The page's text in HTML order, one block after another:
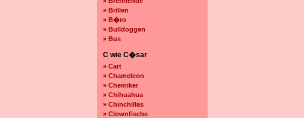
» Brillen
» B�ro
» Bulldoggen
» Bus
C wie C�sar
» Cart
» Chameleon
» Chemiker
» Chihuahua
» Chinchillas
» Clownfische